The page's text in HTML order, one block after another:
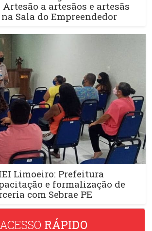
a artesãos e artesãs
Sala do Empreendedor
Limoeiro: Prefeitura
e formalização de
com Sebrae PE
ACESSO RÁPIDO